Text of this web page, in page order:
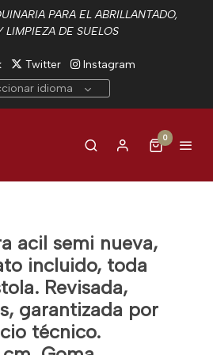
PARA EL ABRILLANTADO,
LIMPIEZA DE SUELOS
Twitter
Instagram
idioma
0
acil semi nueva,
incluido, toda
Revisada,
garantizada por
técnico.